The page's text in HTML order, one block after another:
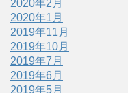
2020年2月
2020年1月
2019年11月
2019年10月
2019年7月
2019年6月
2019年5月